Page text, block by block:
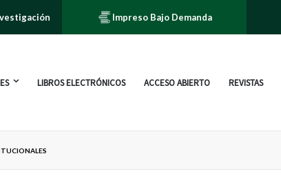
Impreso Bajo Demanda
LIBROS ELECTRÓNICOS ACCESO ABIERTO REVISTAS